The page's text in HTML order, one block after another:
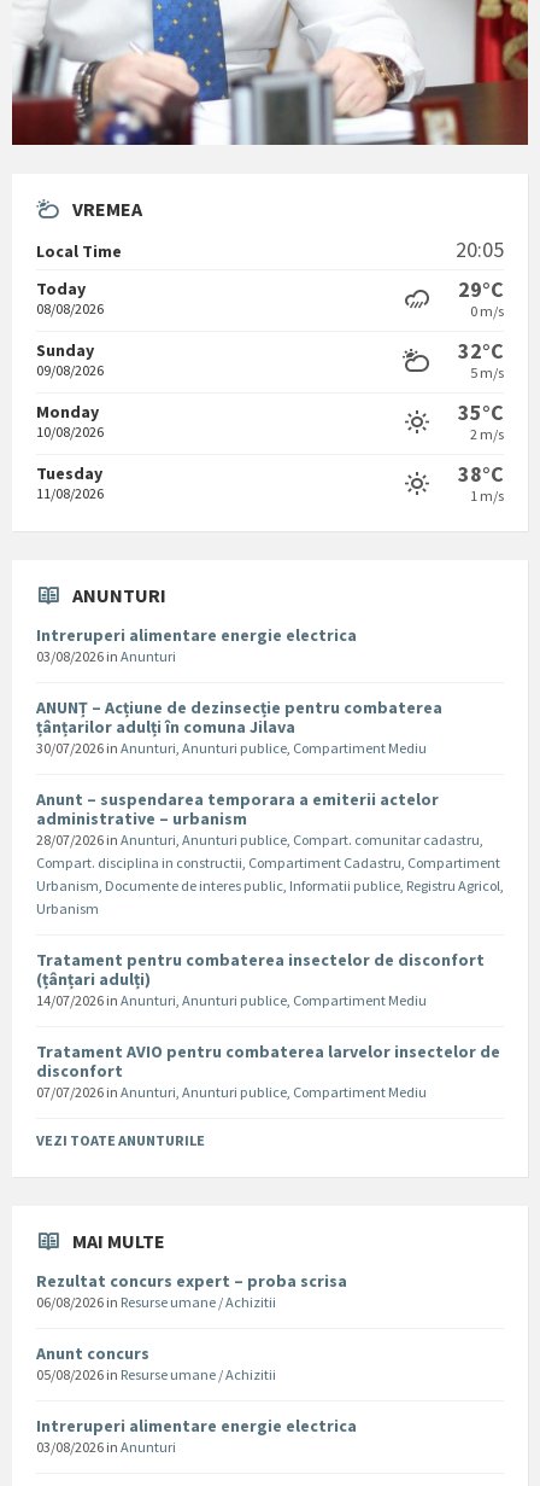
VREMEA
Local Time 20:05
Today
08/08/2026
29°C
0 m/s
Sunday
09/08/2026
32°C
5 m/s
Monday
10/08/2026
35°C
2 m/s
Tuesday
11/08/2026
38°C
1 m/s
ANUNTURI
Intreruperi alimentare energie electrica
03/08/2026 in Anunturi
ANUNȚ – Acțiune de dezinsecție pentru combaterea
țânțarilor adulți în comuna Jilava
30/07/2026 in Anunturi, Anunturi publice, Compartiment Mediu
Anunt – suspendarea temporara a emiterii actelor
administrative – urbanism
28/07/2026 in Anunturi, Anunturi publice, Compart. comunitar cadastru,
Compart. disciplina in constructii, Compartiment Cadastru, Compartiment
Urbanism, Documente de interes public, Informatii publice, Registru Agricol,
Urbanism
Tratament pentru combaterea insectelor de disconfort
(țânțari adulți)
14/07/2026 in Anunturi, Anunturi publice, Compartiment Mediu
Tratament AVIO pentru combaterea larvelor insectelor de
disconfort
07/07/2026 in Anunturi, Anunturi publice, Compartiment Mediu
VEZI TOATE ANUNTURILE
MAI MULTE
Rezultat concurs expert – proba scrisa
06/08/2026 in Resurse umane / Achizitii
Anunt concurs
05/08/2026 in Resurse umane / Achizitii
Intreruperi alimentare energie electrica
03/08/2026 in Anunturi